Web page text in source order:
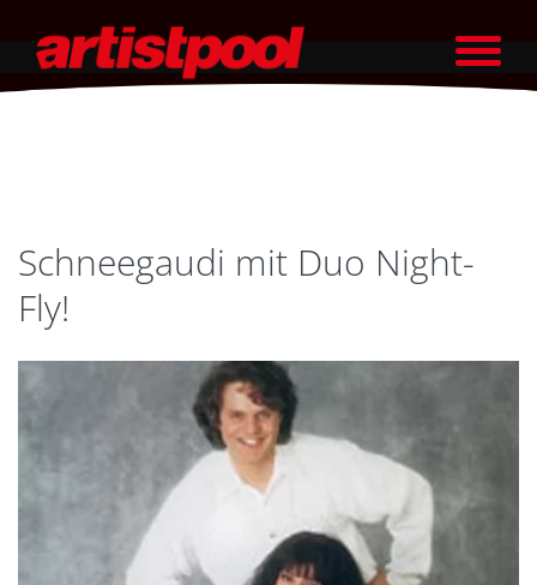
Schneegaudi mit Duo Night-
Fly!